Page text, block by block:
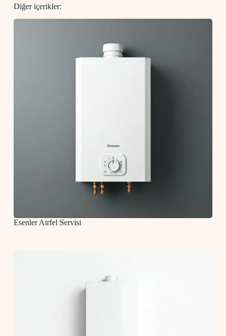
Diğer içerikler:
Esenler Airfel Servisi